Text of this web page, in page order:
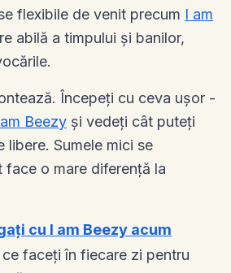
flexibile de venit precum I am
abilă a timpului și banilor,
Începeți cu ceva ușor -
Beezy și vedeți cât puteți
libere. Sumele mici se
face o mare diferență la
cu I am Beezy acum
faceți în fiecare zi pentru